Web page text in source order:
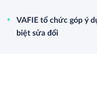
VAFIE tổ chức góp ý
biệt sửa đổi